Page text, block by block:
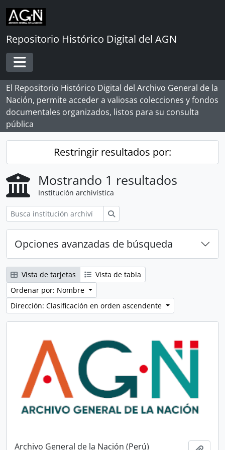
Skip to main content
Repositorio Histórico Digital del AGN
Toggle navigation
El Repositorio Histórico Digital del Archivo General de la
Nación, permite acceder a valiosas colecciones y fondos
documentales organizados, listos para su consulta
pública
Restringir resultados por:
Mostrando 1 resultados
Institución archivística
Opciones avanzadas de búsqueda
Vista de tarjetas
Vista de tabla
Ordenar por: Nombre
Dirección: Clasificación en orden ascendente
Archivo General de la Nación (Perú)